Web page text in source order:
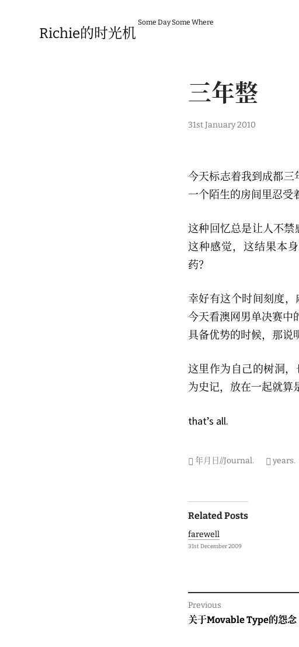
Richie的时光机
Some Day Some Where
三年整
1
b
2
1
31st January 2010
今天标志着我到成都三
一个陌生的房间里忍受
这种回忆总是让人不禁
这种感觉，这结果本
药？
幸好有这个时间刻度，
今天看澳网男单决赛中
具备优势的时候，那说
这里作为自己的树洞
为史记，放在一起就算
that’s all.
年月日//Journal. years.
Post
navigation
Related Posts
farewell
31st December 2009
Previous
Previous
关于Movable Type的怨念